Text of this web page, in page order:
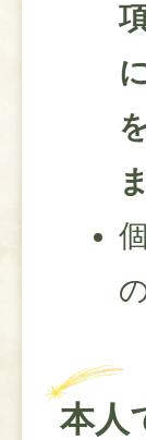
本人